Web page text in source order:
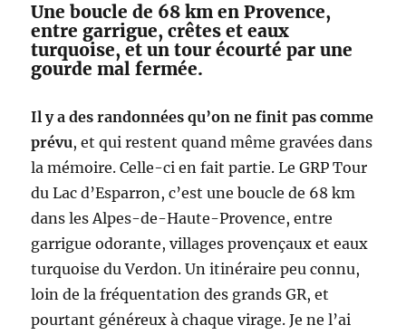
Une boucle de 68 km en Provence,
entre garrigue, crêtes et eaux
turquoise, et un tour écourté par une
gourde mal fermée.
Il y a des randonnées qu’on ne finit pas comme
prévu, et qui restent quand même gravées dans
la mémoire. Celle-ci en fait partie. Le GRP Tour
du Lac d’Esparron, c’est une boucle de 68 km
dans les Alpes-de-Haute-Provence, entre
garrigue odorante, villages provençaux et eaux
turquoise du Verdon. Un itinéraire peu connu,
loin de la fréquentation des grands GR, et
pourtant généreux à chaque virage. Je ne l’ai